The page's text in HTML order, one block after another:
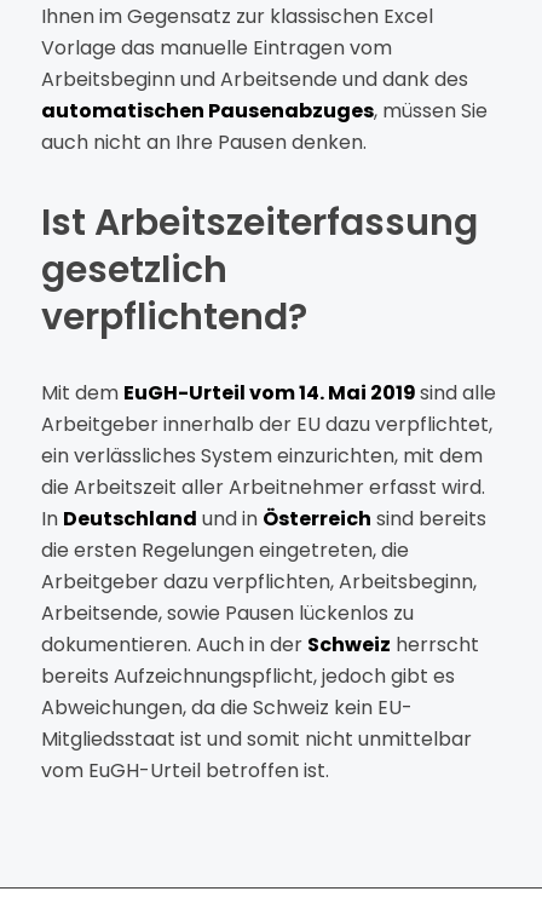
Ihnen im Gegensatz zur klassischen Excel
Vorlage das manuelle Eintragen vom
Arbeitsbeginn und Arbeitsende und dank des
automatischen Pausenabzuges, müssen Sie
auch nicht an Ihre Pausen denken.
Ist Arbeitszeiterfassung
gesetzlich
verpflichtend?
Mit dem EuGH-Urteil vom 14. Mai 2019sind alle
Arbeitgeber innerhalb der EU dazu verpflichtet,
ein verlässliches System einzurichten, mit dem
die Arbeitszeit aller Arbeitnehmer erfasst wird.
In Deutschland und in Österreich sind bereits
die ersten Regelungen eingetreten, die
Arbeitgeber dazu verpflichten, Arbeitsbeginn,
Arbeitsende, sowie Pausen lückenlos zu
dokumentieren. Auch in der Schweiz herrscht
bereits Aufzeichnungspflicht, jedoch gibt es
Abweichungen, da die Schweiz kein EU-
Mitgliedsstaat ist und somit nicht unmittelbar
vom EuGH-Urteil betroffen ist.